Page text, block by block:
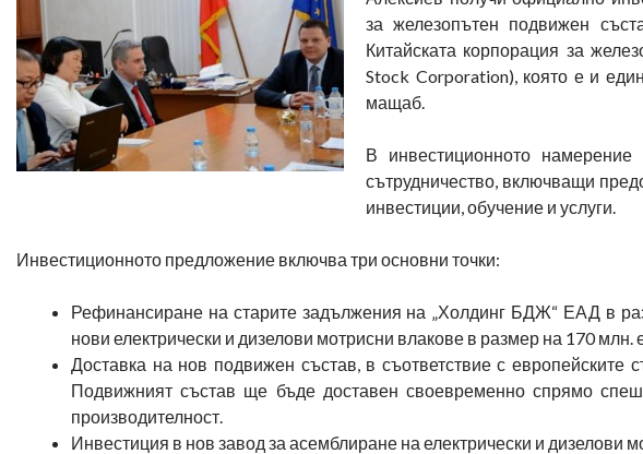
за железопътен подвижен
Китайската корпорация за
Stock Corporation), която е и
мащаб.
В инвестиционното намерение
сътрудничество, включващи
инвестиции, обучение и услуги.
Инвестиционното предложение включва три основни точки:
Рефинансиране на старите задължения на „Холдинг БДЖ“ ЕАД в
нови електрически и дизелови мотрисни влакове в размер на 170 млн.
Доставка на нов подвижен състав, в съответствие с европейските
Подвижният състав ще бъде доставен своевременно спрямо
производителност.
Инвестиция в нов завод за асемблиране на електрически и дизелови